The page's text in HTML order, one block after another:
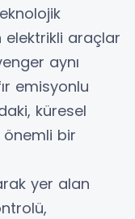
elektrikli araçlar
aynı
emisyonlu
küresel
bir
yer alan